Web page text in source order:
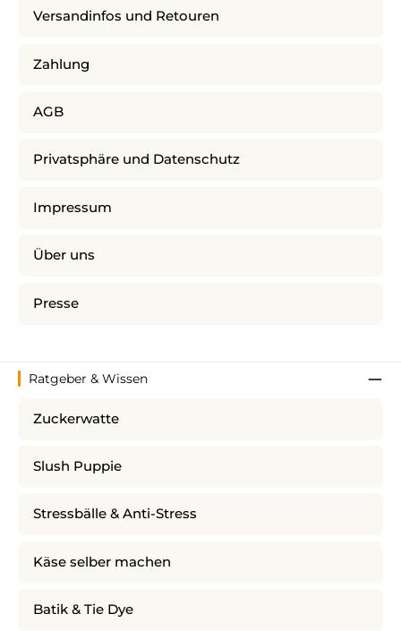
Versandinfos und Retouren
Zahlung
AGB
Privatsphäre und Datenschutz
Impressum
Über uns
Presse
Ratgeber & Wissen
Zuckerwatte
Slush Puppie
Stressbälle & Anti-Stress
Käse selber machen
Batik & Tie Dye